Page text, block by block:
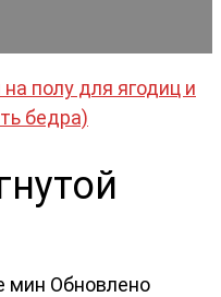
полу для ягодиц и
бедра)
мин Обновлено